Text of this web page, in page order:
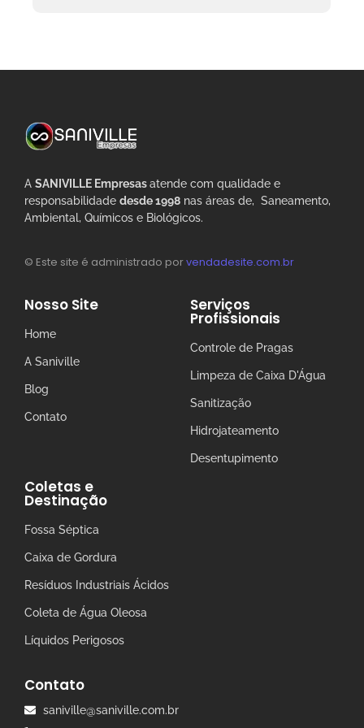
A SANIVILLE Empresasatende com qualidade e
responsabilidade desde 1998 nas áreas de, Saneamento,
Ambiental, Químicos e Biológicos.
© Este site é administrado porvendadesite.com.br
Nosso Site
Home
A Saniville
Blog
Contato
Serviços
Profissionais
Controle de Pragas
Limpeza de Caixa D'Água
Sanitização
Hidrojateamento
Desentupimento
Coletas e
Destinação
Fossa Séptica
Caixa de Gordura
Resíduos Industriais Ácidos
Coleta de Água Oleosa
Líquidos Perigosos
Contato
saniville@saniville.com.br